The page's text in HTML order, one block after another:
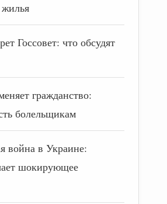
жилья
Госсовет: что обсудят
гражданство:
болельщикам
война в Украине:
шокирующее